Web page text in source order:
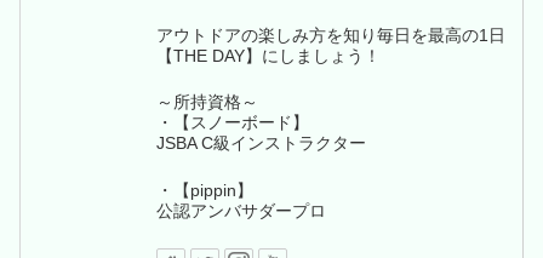
アウトドアの楽しみ方を知り毎日を最高の1日
【THE DAY】にしましょう！
～所持資格～
・【スノーボード】
JSBA C級インストラクター
・【pippin】
公認アンバサダープロ